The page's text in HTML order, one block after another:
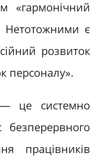
«гармонічний
Нетотожними є
розвиток
персоналу».
— це системно
безперервного
працівників